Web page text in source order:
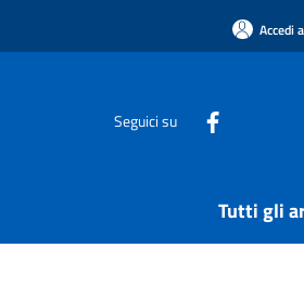
Accedi
Seguici su
Tutti gli